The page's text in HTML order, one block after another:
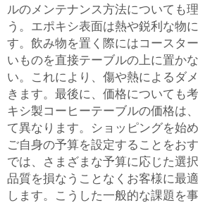
ルのメンテナンス方法についても
う。エポキシ表面は熱や鋭利な物
す。飲み物を置く際にはコースタ
いものを直接テーブルの上に置か
い。これにより、傷や熱によるダ
きます。最後に、価格についても
キシ製コーヒーテーブルの価格は
て異なります。ショッピングを始
ご自身の予算を設定することをお
では、さまざまな予算に応じた選
品質を損なうことなくお客様に最
します。こうした一般的な課題を